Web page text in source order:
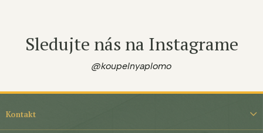
Sledujte nás na Instagrame
@koupelnyaplomo
Z
Kontakt